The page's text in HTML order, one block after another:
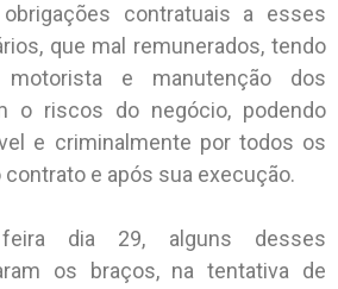
contratuais a esses
que mal remunerados, tendo
e manutenção dos
o riscos do negócio, podendo
e criminalmente por todos os
e após sua execução.
dia 29, alguns desses
os braços, na tentativa de